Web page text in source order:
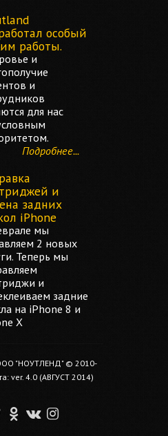
особый
работы.
и
и
для нас
Подробнее...
и
задних
iPhone
мы
2 новых
Теперь мы
и
задние
на iPhone 8 и
X
ООО "НОУТЛЕНД" © 2010-
ver. 4.0 (АВГУСТ 2014)
O V I